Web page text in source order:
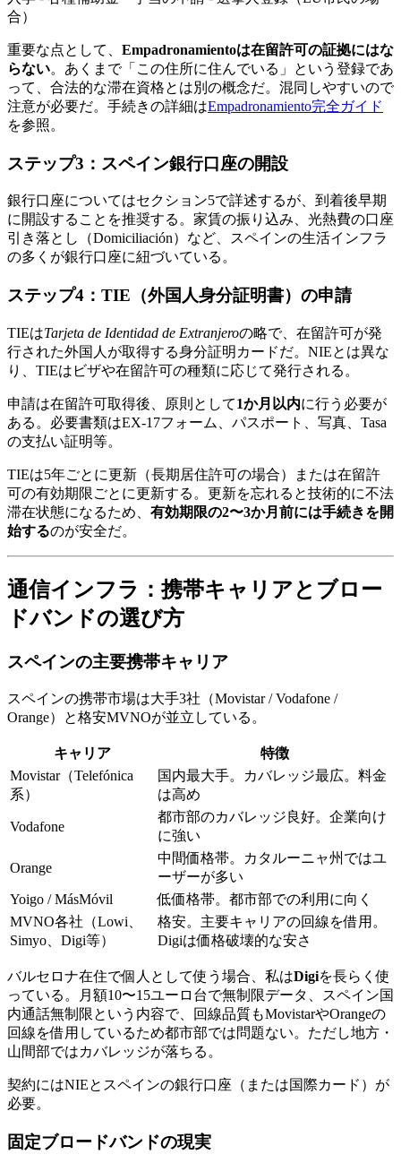
合）
重要な点として、 Empadronamientoは在留許可の証拠にはな
らない。あくまで「この住所に住んでいる」という登録であ
って、合法的な滞在資格とは別の概念だ。混同しやすいので
注意が必要だ。手続きの詳細はEmpadronamiento完全ガイド
を参照。
ステップ3：スペイン銀行口座の開設
銀行口座についてはセクション5で詳述するが、到着後早期
に開設することを推奨する。家賃の振り込み、光熱費の口座
引き落とし（Domiciliación）など、スペインの生活インフラ
の多くが銀行口座に紐づいている。
ステップ4：TIE（外国人身分証明書）の申請
TIEはTarjeta de Identidad de Extranjeroの略で、在留許可が発
行された外国人が取得する身分証明カードだ。NIEとは異な
り、TIEはビザや在留許可の種類に応じて発行される。
申請は在留許可取得後、原則として1か月以内に行う必要が
ある。必要書類はEX-17フォーム、パスポート、写真、Tasa
の支払い証明等。
TIEは5年ごとに更新（長期居住許可の場合）または在留許
可の有効期限ごとに更新する。更新を忘れると技術的に不法
滞在状態になるため、 有効期限の2〜3か月前には手続きを開
始するのが安全だ。
通信インフラ：携帯キャリアとブロー
ドバンドの選び方
スペインの主要携帯キャリア
スペインの携帯市場は大手3社（Movistar / Vodafone /
Orange）と格安MVNOが並立している。
キャリア
特徴
Movistar（Telefónica
系）
国内最大手。カバレッジ最広。料金
は高め
Vodafone
都市部のカバレッジ良好。企業向け
に強い
Orange
中間価格帯。カタルーニャ州ではユ
ーザーが多い
Yoigo / MásMóvil
低価格帯。都市部での利用に向く
MVNO各社（Lowi、
Simyo、Digi等）
格安。主要キャリアの回線を借用。
Digiは価格破壊的な安さ
バルセロナ在住で個人として使う場合、私はDigiを長らく使
っている。月額10〜15ユーロ台で無制限データ、スペイン国
内通話無制限という内容で、回線品質もMovistarやOrangeの
回線を借用しているため都市部では問題ない。ただし地方・
山間部ではカバレッジが落ちる。
契約にはNIEとスペインの銀行口座（または国際カード）が
必要。
固定ブロードバンドの現実